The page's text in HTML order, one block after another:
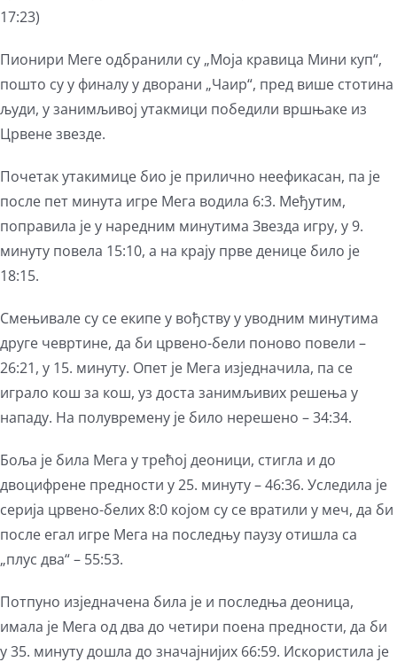
17:23)
Пионири Меге одбранили су „Моја кравица Мини куп“,
пошто су у финалу у дворани „Чаир“, пред више стотина
људи, у занимљивој утакмици победили вршњаке из
Црвене звезде.
Почетак утакимице био је прилично неефикасан, па је
после пет минута игре Мега водила 6:3. Међутим,
поправила је у наредним минутима Звезда игру, у 9.
минуту повела 15:10, а на крају прве денице било је
18:15.
Смењивале су се екипе у вођству у уводним минутима
друге чевртине, да би црвено-бели поново повели –
26:21, у 15. минуту. Опет је Мега изједначила, па се
играло кош за кош, уз доста занимљивих решења у
нападу. На полувремену је било нерешено – 34:34.
Боља је била Мега у трећој деоници, стигла и до
двоцифрене предности у 25. минуту – 46:36. Уследила је
серија црвено-белих 8:0 којом су се вратили у меч, да би
после егал игре Мега на последњу паузу отишла са
„плус два“ – 55:53.
Потпуно изједначена била је и последња деоница,
имала је Мега од два до четири поена предности, да би
у 35. минуту дошла до значајнијих 66:59. Искористила је